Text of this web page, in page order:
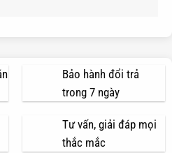
Bảo hành đổi trả
trong 7 ngày
Tư vấn, giải đáp mọi
thắc mắc